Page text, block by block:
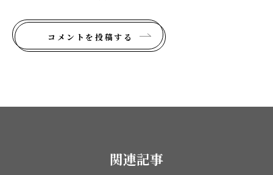
コメントを投稿する
関連記事